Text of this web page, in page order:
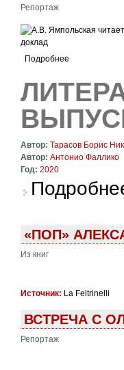
Репортаж
Подробнее
Автор: Тарасов Борис
Автор: Антонио Фаллико
Год: 2020
«ПОП»
Из книг
Источник: La Feltrinelli
ВСТРЕЧА С
Репортаж